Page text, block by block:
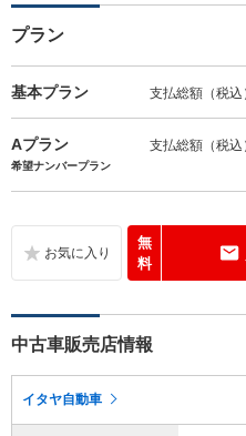
プラン
基本プラン 支払総額（税込
Aプラン 支払総額（税込
希望ナンバープラン
無
料
中古車販売店情報
イタヤ自動車